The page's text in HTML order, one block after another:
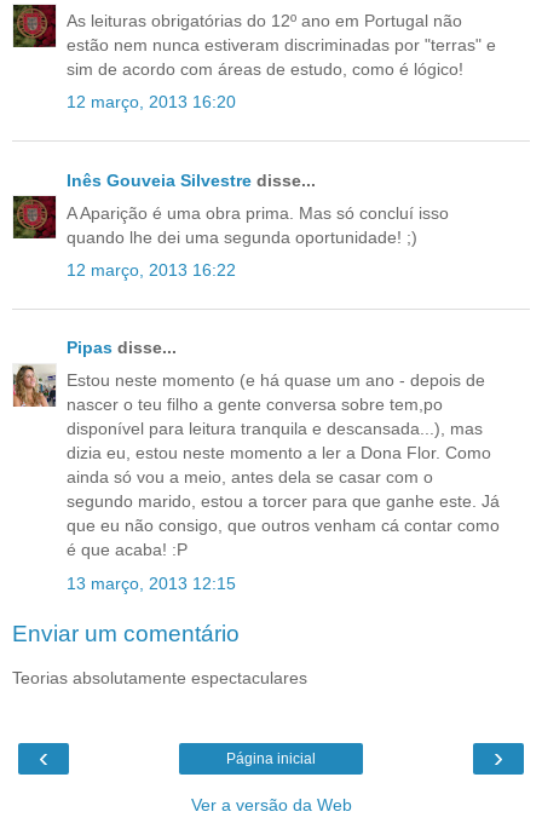
As leituras obrigatórias do 12º ano em Portugal não
estão nem nunca estiveram discriminadas por "terras" e
sim de acordo com áreas de estudo, como é lógico!
12 março, 2013 16:20
Inês Gouveia Silvestre disse...
A Aparição é uma obra prima. Mas só concluí isso
quando lhe dei uma segunda oportunidade! ;)
12 março, 2013 16:22
Pipas disse...
Estou neste momento (e há quase um ano - depois de
nascer o teu filho a gente conversa sobre tem,po
disponível para leitura tranquila e descansada...), mas
dizia eu, estou neste momento a ler a Dona Flor. Como
ainda só vou a meio, antes dela se casar com o
segundo marido, estou a torcer para que ganhe este. Já
que eu não consigo, que outros venham cá contar como
é que acaba! :P
13 março, 2013 12:15
Enviar um comentário
Teorias absolutamente espectaculares
‹ ›
Página inicial
Ver a versão da Web